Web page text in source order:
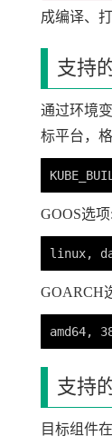
成编译、
支持
通过环境
标平台，
GOOS选项:
GOARCH
支持
目标组件